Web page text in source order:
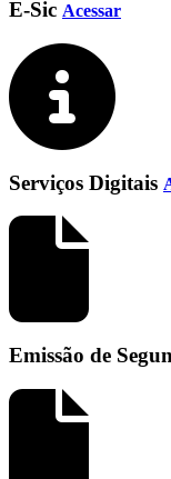
E-Sic Acessar
Serviços Digitais
Emissão de